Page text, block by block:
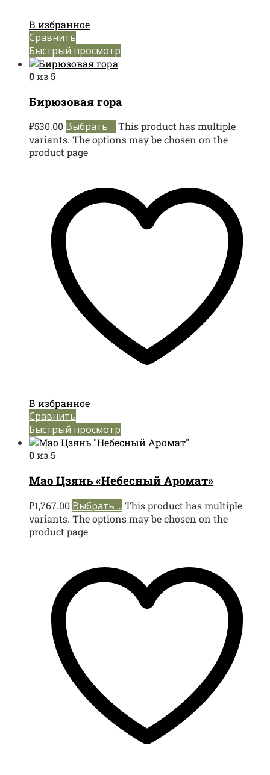
В избранное
Сравнить
Быстрый просмотр
0из 5
Бирюзовая гора
₽530.00 Выбрать ... This product has multiple
variants. The options may be chosen on the
product page
В избранное
Сравнить
Быстрый просмотр
0из 5
Мао Цзянь «Небесный Аромат»
₽1,767.00 Выбрать ... This product has multiple
variants. The options may be chosen on the
product page